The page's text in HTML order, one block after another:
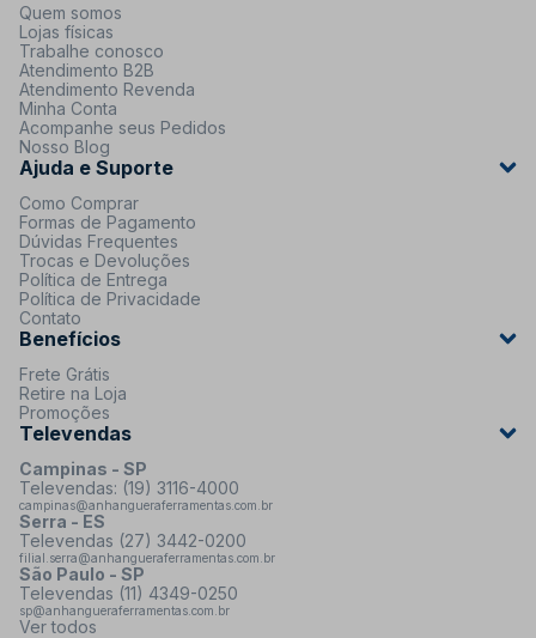
Quem somos
Lojas físicas
Trabalhe conosco
Atendimento B2B
Atendimento Revenda
Minha Conta
Acompanhe seus Pedidos
Nosso Blog
Ajuda e Suporte
Como Comprar
Formas de Pagamento
Dúvidas Frequentes
Trocas e Devoluções
Política de Entrega
Política de Privacidade
Contato
Benefícios
Frete Grátis
Retire na Loja
Promoções
Televendas
Campinas - SP
Televendas: (19) 3116-4000
campinas@anhangueraferramentas.com.br
Serra - ES
Televendas (27) 3442-0200
filial.serra@anhangueraferramentas.com.br
São Paulo - SP
Televendas (11) 4349-0250
sp@anhangueraferramentas.com.br
Ver todos